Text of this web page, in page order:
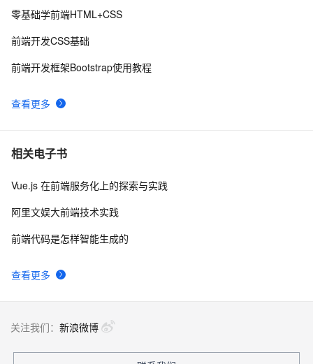
10前后端分离，如何在前端项目中动态插入后端API基地
查看更多
零基础学前端HTML+CSS
前端开发CSS基础
前端开发框架Bootstrap使用教程
相关电子书
查看更多
Vue.js 在前端服务化上的探索与实践
阿里文娱大前端技术实践
前端代码是怎样智能生成的
关注我们： 新浪微博